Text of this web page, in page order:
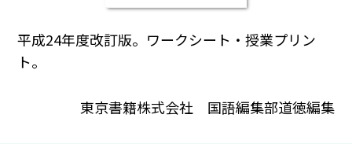
平成24年度改訂版。ワークシート・授業プリン
ト。
東京書籍株式会社 国語編集部道徳編集